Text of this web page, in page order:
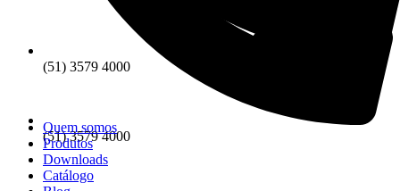
(51) 3579 4000
(51) 3579 4000
Quem somos
Produtos
Downloads
Catálogo